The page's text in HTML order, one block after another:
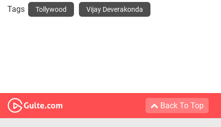
Tags Tollywood Vijay Deverakonda
Back To Top